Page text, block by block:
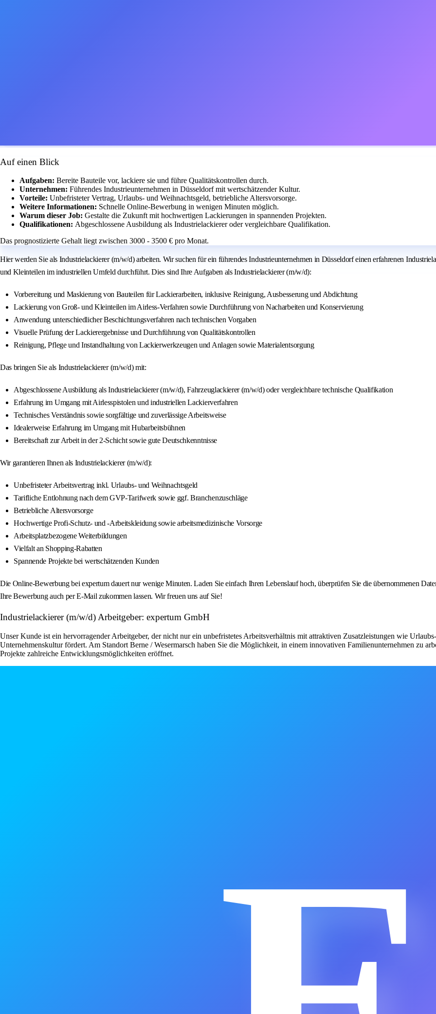
Auf einen Blick
Aufgaben: Bereite Bauteile vor, lackiere sie und führe Qualitätskontrollen durch.
Unternehmen: Führendes Industrieunternehmen in Düsseldorf mit wertschätzender Kultur.
Vorteile: Unbefristeter Vertrag, Urlaubs- und Weihnachtsgeld, betriebliche Altersvorsorge.
Weitere Informationen: Schnelle Online-Bewerbung in wenigen Minuten möglich.
Warum dieser Job: Gestalte die Zukunft mit hochwertigen Lackierungen in spannenden Projekten.
Qualifikationen: Abgeschlossene Ausbildung als Industrielackierer oder vergleichbare Qualifikation.
Das prognostizierte Gehalt liegt zwischen 3000 - 3500 € pro Monat.
Hier werden Sie als Industrielackierer (m/w/d) arbeiten. Wir suchen für ein führendes Industrieunternehmen in Düsseldorf einen erfahrenen
und Kleinteilen im industriellen Umfeld durchführt. Dies sind Ihre Aufgaben als Industrielackierer (m/w/d):
Vorbereitung und Maskierung von Bauteilen für Lackierarbeiten, inklusive Reinigung, Ausbesserung und Abdichtung
Lackierung von Groß- und Kleinteilen im Airless-Verfahren sowie Durchführung von Nacharbeiten und Konservierung
Anwendung unterschiedlicher Beschichtungsverfahren nach technischen Vorgaben
Visuelle Prüfung der Lackierergebnisse und Durchführung von Qualitätskontrollen
Reinigung, Pflege und Instandhaltung von Lackierwerkzeugen und Anlagen sowie Materialentsorgung
Das bringen Sie als Industrielackierer (m/w/d) mit:
Abgeschlossene Ausbildung als Industrielackierer (m/w/d), Fahrzeuglackierer (m/w/d) oder vergleichbare technische Qualifikation
Erfahrung im Umgang mit Airlesspistolen und industriellen Lackierverfahren
Technisches Verständnis sowie sorgfältige und zuverlässige Arbeitsweise
Idealerweise Erfahrung im Umgang mit Hubarbeitsbühnen
Bereitschaft zur Arbeit in der 2-Schicht sowie gute Deutschkenntnisse
Wir garantieren Ihnen als Industrielackierer (m/w/d):
Unbefristeter Arbeitsvertrag inkl. Urlaubs- und Weihnachtsgeld
Tarifliche Entlohnung nach dem GVP-Tarifwerk sowie ggf. Branchenzuschläge
Betriebliche Altersvorsorge
Hochwertige Profi-Schutz- und -Arbeitskleidung sowie arbeitsmedizinische Vorsorge
Arbeitsplatzbezogene Weiterbildungen
Vielfalt an Shopping-Rabatten
Spannende Projekte bei wertschätzenden Kunden
Die Online-Bewerbung bei expertum dauert nur wenige Minuten. Laden Sie einfach Ihren Lebenslauf hoch, überprüfen Sie die übernommenen
Ihre Bewerbung auch per E-Mail zukommen lassen. Wir freuen uns auf Sie!
Industrielackierer (m/w/d) Arbeitgeber: expertum GmbH
Unser Kunde ist ein hervorragender Arbeitgeber, der nicht nur ein unbefristetes Arbeitsverhältnis mit attraktiven Zusatzleistungen wie
Unternehmenskultur fördert. Am Standort Berne / Wesermarsch haben Sie die Möglichkeit, in einem innovativen Familienunternehmen zu
Projekte zahlreiche Entwicklungsmöglichkeiten eröffnet.